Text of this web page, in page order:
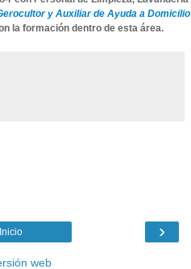
y Auxiliar de Ayuda a Domicilio
la formación dentro de esta área.
›
Inicio
web